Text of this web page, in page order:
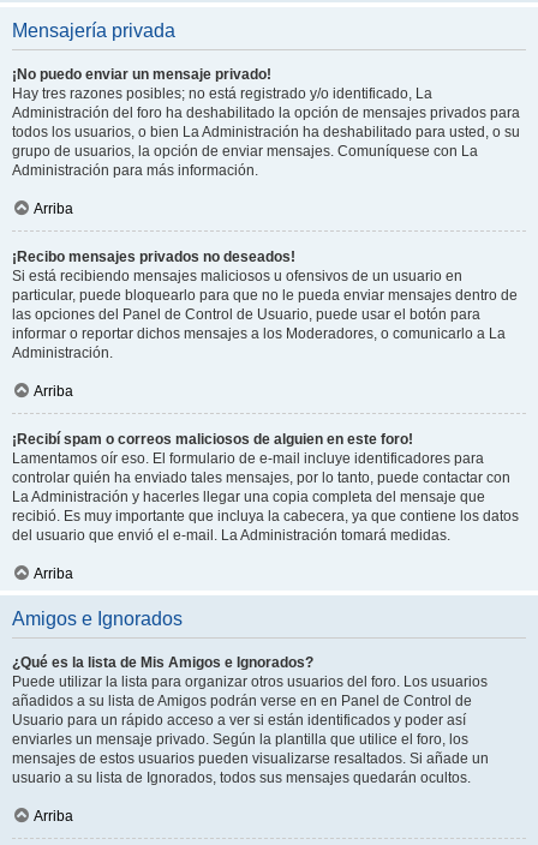
Mensajería privada
¡No puedo enviar un mensaje privado!
Hay tres razones posibles; no está registrado y/o identificado, La
Administración del foro ha deshabilitado la opción de mensajes privados para
todos los usuarios, o bien La Administración ha deshabilitado para usted, o su
grupo de usuarios, la opción de enviar mensajes. Comuníquese con La
Administración para más información.
Arriba
¡Recibo mensajes privados no deseados!
Si está recibiendo mensajes maliciosos u ofensivos de un usuario en
particular, puede bloquearlo para que no le pueda enviar mensajes dentro de
las opciones del Panel de Control de Usuario, puede usar el botón para
informar o reportar dichos mensajes a los Moderadores, o comunicarlo a La
Administración.
Arriba
¡Recibí spam o correos maliciosos de alguien en este foro!
Lamentamos oír eso. El formulario de e-mail incluye identificadores para
controlar quién ha enviado tales mensajes, por lo tanto, puede contactar con
La Administración y hacerles llegar una copia completa del mensaje que
recibió. Es muy importante que incluya la cabecera, ya que contiene los datos
del usuario que envió el e-mail. La Administración tomará medidas.
Arriba
Amigos e Ignorados
¿Qué es la lista de Mis Amigos e Ignorados?
Puede utilizar la lista para organizar otros usuarios del foro. Los usuarios
añadidos a su lista de Amigos podrán verse en en Panel de Control de
Usuario para un rápido acceso a ver si están identificados y poder así
enviarles un mensaje privado. Según la plantilla que utilice el foro, los
mensajes de estos usuarios pueden visualizarse resaltados. Si añade un
usuario a su lista de Ignorados, todos sus mensajes quedarán ocultos.
Arriba